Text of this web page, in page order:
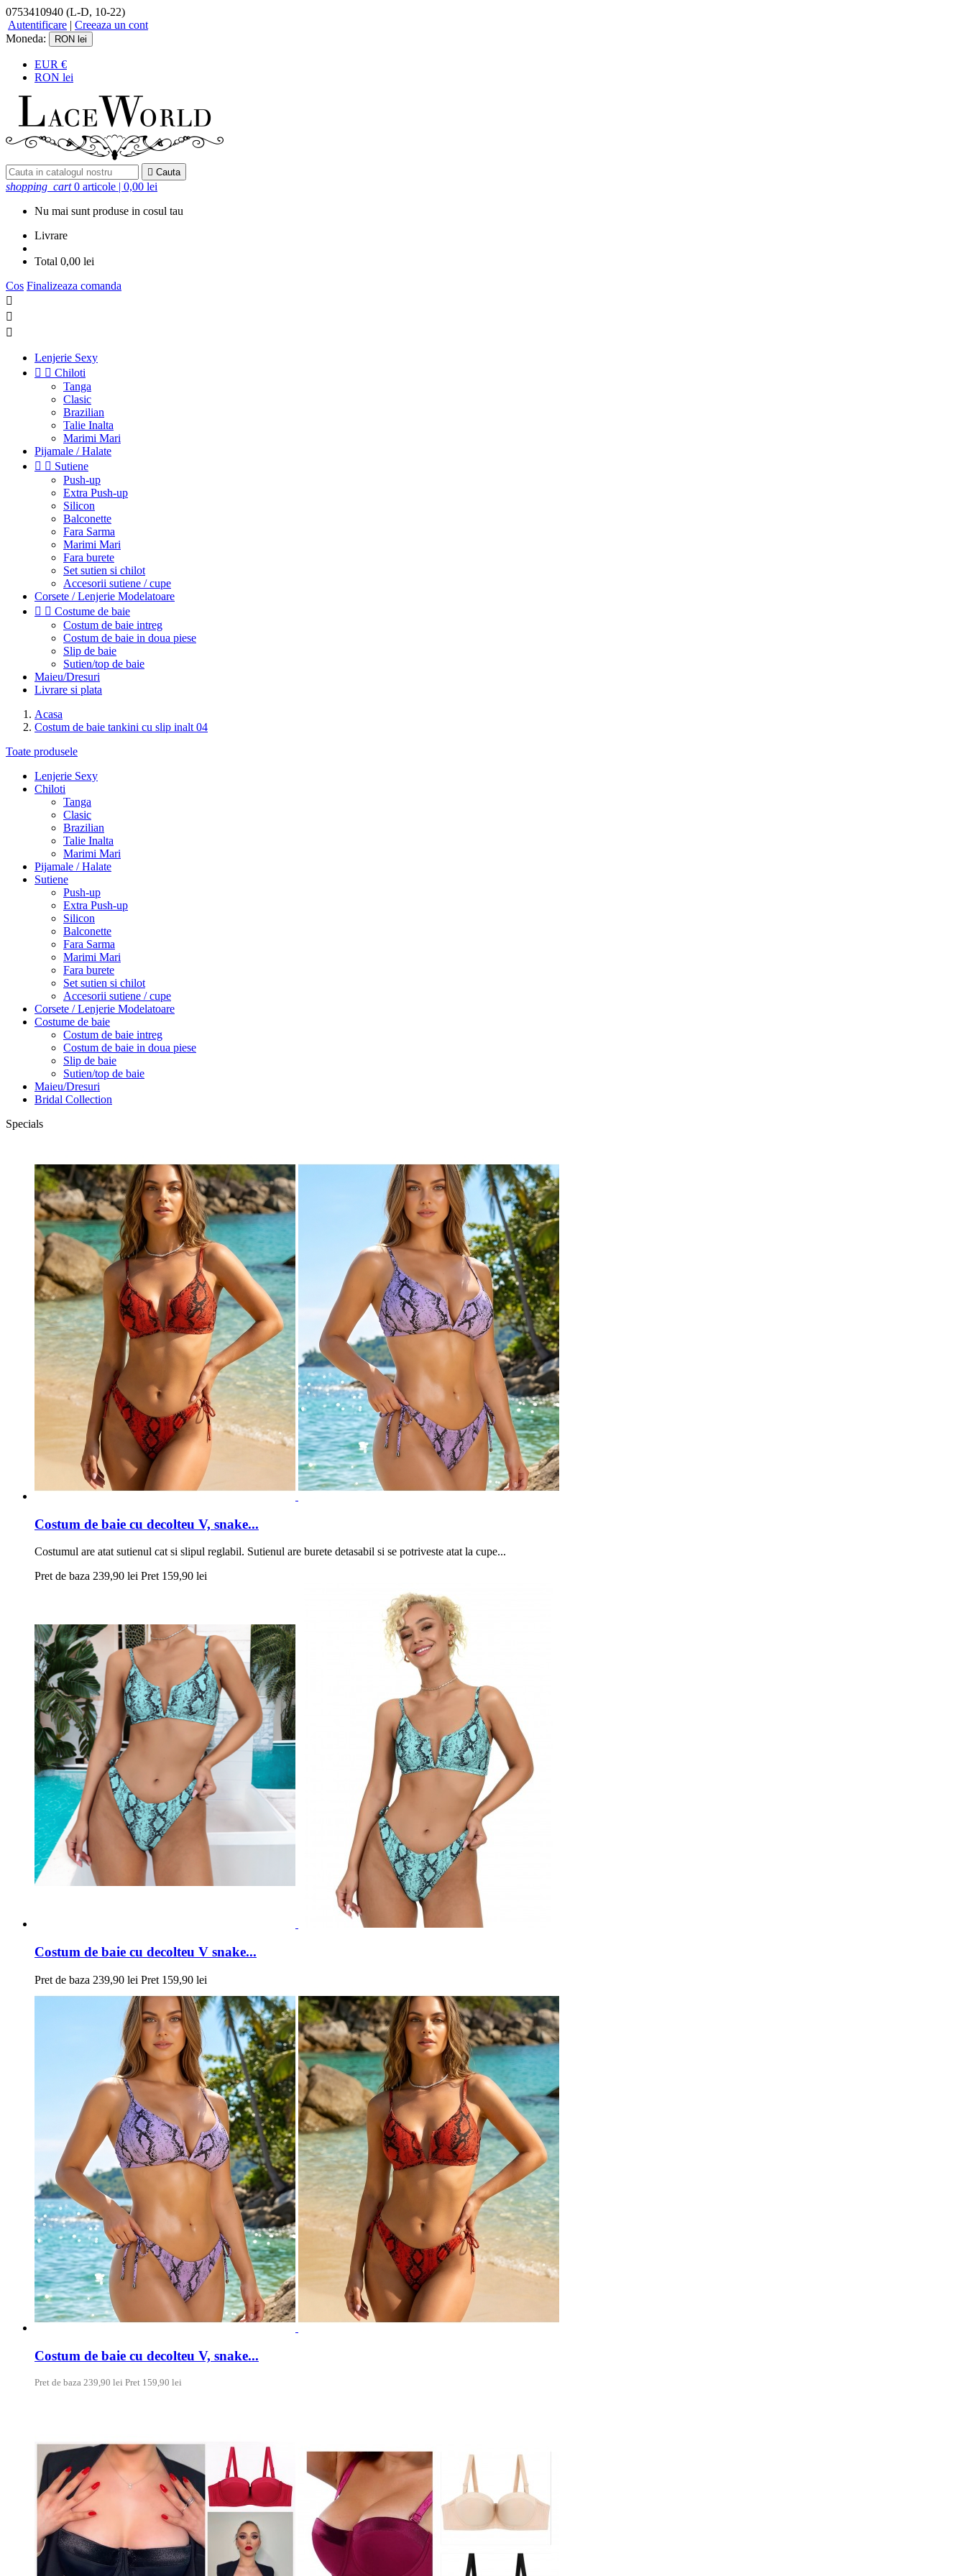
0753410940 (L-D, 10-22)
Autentificare | Creeaza un cont
Moneda:
RON lei
EUR €
RON lei
 Cauta
shopping_cart 0 articole | 0,00 lei
Nu mai sunt produse in cosul tau
Livrare
Total 0,00 lei
Cos Finalizeaza comanda



Lenjerie Sexy
  Chiloti
Tanga
Clasic
Brazilian
Talie Inalta
Marimi Mari
Pijamale / Halate
  Sutiene
Push-up
Extra Push-up
Silicon
Balconette
Fara Sarma
Marimi Mari
Fara burete
Set sutien si chilot
Accesorii sutiene / cupe
Corsete / Lenjerie Modelatoare
  Costume de baie
Costum de baie intreg
Costum de baie in doua piese
Slip de baie
Sutien/top de baie
Maieu/Dresuri
Livrare si plata
Acasa
Costum de baie tankini cu slip inalt 04
Toate produsele
Lenjerie Sexy
Chiloti
Tanga
Clasic
Brazilian
Talie Inalta
Marimi Mari
Pijamale / Halate
Sutiene
Push-up
Extra Push-up
Silicon
Balconette
Fara Sarma
Marimi Mari
Fara burete
Set sutien si chilot
Accesorii sutiene / cupe
Corsete / Lenjerie Modelatoare
Costume de baie
Costum de baie intreg
Costum de baie in doua piese
Slip de baie
Sutien/top de baie
Maieu/Dresuri
Bridal Collection
Specials
Costum de baie cu decolteu V, snake...
Costumul are atat sutienul cat si slipul reglabil. Sutienul are burete detasabil si se potriveste atat la cupe...
Pret de baza 239,90 lei Pret 159,90 lei
Costum de baie cu decolteu V snake...
Pret de baza 239,90 lei Pret 159,90 lei
Costum de baie cu decolteu V, snake...
Pret de baza 239,90 lei Pret 159,90 lei